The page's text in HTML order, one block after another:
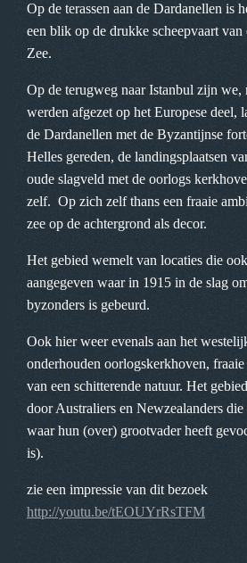
Op de terassen aan de Dardanellen is
een blik op de drukke scheepvaart van
Zee.
Op de terugweg naar Istanbul zijn we,
werden afgezet op het Europese deel,
de Dardanellen met de Byzantijnse
Helles gereden, de landingsplaatsen
oude slagveld met de oorlogs
zelf. Op zich zelf thans een fraaie
zee op de achtergrond als decor.
Het gebied wemelt van locaties die
aangegeven waar in 1915 in de slag
byzonders is gebeurd.
Ook hier weer evenals aan het
onderhouden oorlogskerkhoven,
van een schitterende natuur. Het
door Australiers en Newzealanders die
waar hun (over) grootvader heeft
is).
zie een impressie van dit bezoek
http://youtu.be/tEOUYrRsTFM